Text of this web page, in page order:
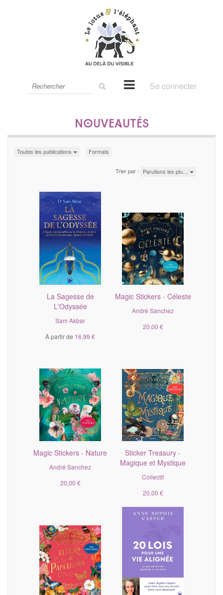
le
Se connecter
Nouveautés
Toutes les publications Formats
Trier par : Parutions les plu…
La Sagesse de
L'Odyssée
Sam Akbar
À partir de 16,99 €
Magic Stickers - Céleste
André Sanchez
20,00 €
Magic Stickers - Nature
André Sanchez
20,00 €
Sticker Treasury -
Magique et Mystique
Collectif
20,00 €